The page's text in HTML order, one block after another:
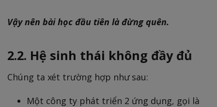
Vậy nên bài học đầu tiên là đừng quên.
2.2. Hệ sinh thái không đầy đủ
Chúng ta xét trường hợp như sau:
Một công ty phát triển 2 ứng dụng, gọi là